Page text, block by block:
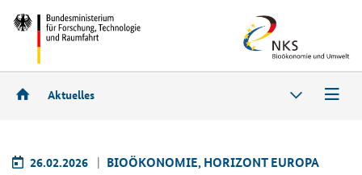
Aktuelles
26.02.2026
BIO­ÖKO­NO­MIE, HO­RI­ZONT EU­RO­PA